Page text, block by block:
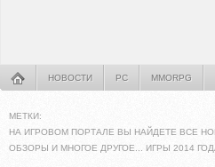
НОВОСТИ PC MMORPG
МЕТКИ:
НА ИГРОВОМ ПОРТАЛЕ ВЫ НАЙДЕТЕ ВСЕ
ОБЗОРЫ И МНОГОЕ ДРУГОЕ... ИГРЫ 2014